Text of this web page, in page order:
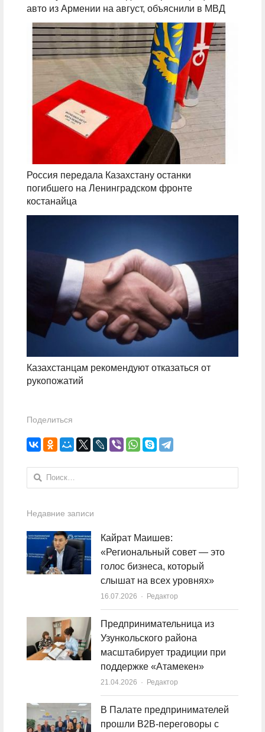
авто из Армении на август, объяснили в МВД
Россия передала Казахстану останки
погибшего на Ленинградском фронте
костанайца
Казахстанцам рекомендуют отказаться от
рукопожатий
Поделиться
Найти:
Недавние записи
Кайрат Маишев:
«Региональный совет — это
голос бизнеса, который
слышат на всех уровнях»
16.07.2026 Author
Редактор
Предпринимательница из
Узункольского района
масштабирует традиции при
поддержке «Атамекен»
21.04.2026 Author
Редактор
В Палате предпринимателей
прошли B2B-переговоры с